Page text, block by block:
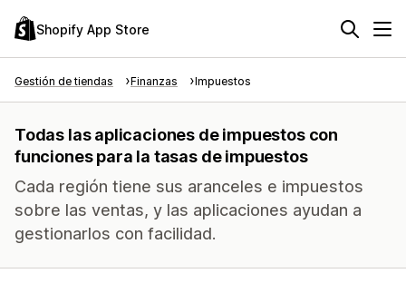
Shopify App Store
Gestión de tiendas Finanzas Impuestos
Todas las aplicaciones de impuestos con
funciones para la tasas de impuestos
Cada región tiene sus aranceles e impuestos
sobre las ventas, y las aplicaciones ayudan a
gestionarlos con facilidad.